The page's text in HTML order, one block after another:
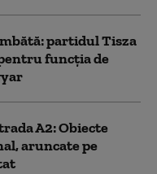
partidul Tisza
funcția de
A2: Obiecte
aruncate pe